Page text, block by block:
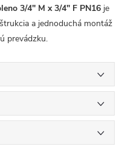
3/4" M x 3/4" F PN16 je
a jednoduchá montáž
prevádzku.